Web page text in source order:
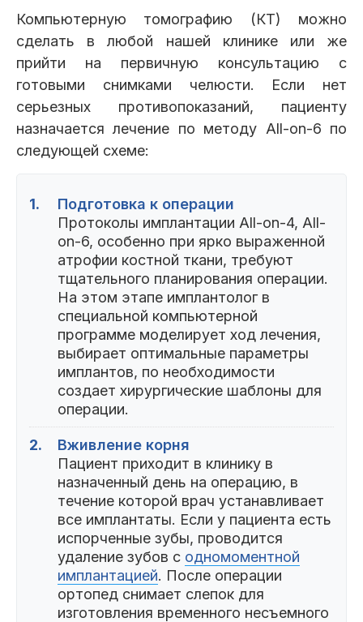
Компьютерную томографию (КТ) можно
сделать в любой нашей клинике или же
прийти на первичную консультацию с
готовыми снимками челюсти. Если нет
серьезных противопоказаний, пациенту
назначается лечение по методу All-on-6 по
следующей схеме:
1.
Подготовка к операции
Протоколы имплантации All-on-4, All-
on-6, особенно при ярко выраженной
атрофии костной ткани, требуют
тщательного планирования операции.
На этом этапе имплантолог в
специальной компьютерной
программе моделирует ход лечения,
выбирает оптимальные параметры
имплантов, по необходимости
создает хирургические шаблоны для
операции.
2.
Вживление корня
Пациент приходит в клинику в
назначенный день на операцию, в
течение которой врач устанавливает
все имплантаты. Если у пациента есть
испорченные зубы, проводится
удаление зубов с одномоментной
имплантацией. После операции
ортопед снимает слепок для
изготовления временного несъемного